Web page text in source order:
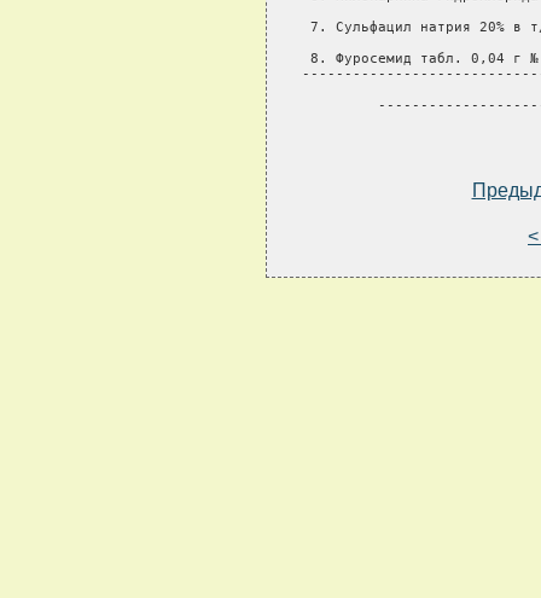
7. Сульфацил натрия
8. Фуросемид табл.